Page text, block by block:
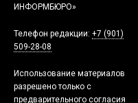
ИНФОРМБЮРО»
Телефон редакции: +7 (901)
509-28-08
Использование материалов
разрешено только с
предварительного согласия